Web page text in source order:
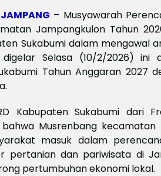
– Musyawarah
Jampangkulon Tahun
Sukabumi dalam mengawal
Selasa (10/2/2026) ini
Tahun Anggaran 2027
Kabupaten Sukabumi dari
bahwa Musrenbang
masuk dalam
pertanian dan pariwisata di
pertumbuhan ekonomi lokal.